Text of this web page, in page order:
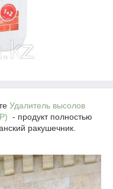
Удалитель высолов
- продукт полностью
ракушечник.